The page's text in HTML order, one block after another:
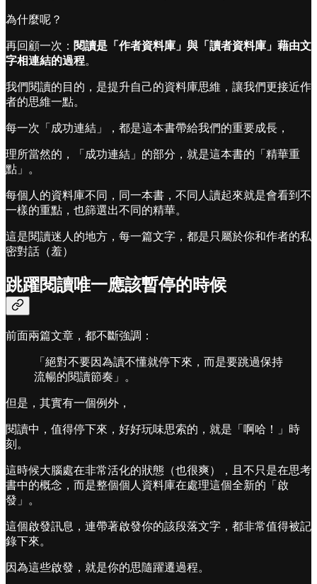
為什麼呢？
再回顧一次： 閱讀是「作者資料庫」與「讀者資料庫」藉由文
字相連結的過程。
我們閱讀的目的，是提升自己的資料庫思維，讓我們更接近作
者的思維一點。
每一次「成功連結」，都是這本書帶給我們的重要成長，
理所當然的，「成功連結」的部分，就是這本書的「精華重
點」。
每個人的資料庫不同，同一本書，不同人讀起來就是會看到不
一樣的重點，也篩選出不同的精華。
這是閱讀迷人的地方，每一篇文字，都是只屬於你和作者的私
密對話（羞）
跳躍閱讀唯一應該暫停的時候
前面兩篇文章，都不斷強調：
「絕對不要因為讀不懂就停下來，而是要跳過保持
流暢的閱讀節奏」。
但是，其實有一個例外，
閱讀中，值得停下來，好好玩味思索的，就是「啊哈！」時
刻。
這時候大腦處在非常活化的狀態（也很爽），且不只是在思考
書中的概念，而是整個個人資料庫在處理這個全新的「啟
發」。
這個啟發訊息，連帶著啟發你的該段落文字，都非常值得被記
錄下來。
因為這些啟發，就是你的思隨躍遷過程。